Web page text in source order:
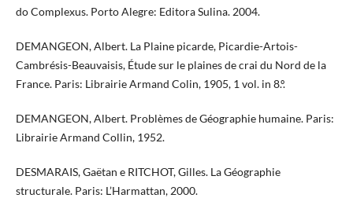
do Complexus. Porto Alegre: Editora Sulina. 2004.
DEMANGEON, Albert. La Plaine picarde, Picardie-Artois-
Cambrésis-Beauvaisis, Étude sur le plaines de crai du Nord de la
France. Paris: Librairie Armand Colin, 1905, 1 vol. in 8.º.
DEMANGEON, Albert. Problèmes de Géographie humaine. Paris:
Librairie Armand Collin, 1952.
DESMARAIS, Gaëtan e RITCHOT, Gilles. La Géographie
structurale. Paris: L’Harmattan, 2000.